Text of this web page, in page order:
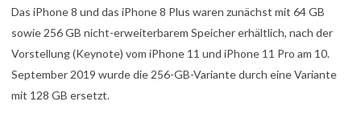
Das iPhone 8 und das iPhone 8 Plus waren zunächst mit 64 GB
sowie 256 GB nicht-erweiterbarem Speicher erhältlich, nach der
Vorstellung (Keynote) vom iPhone 11 und iPhone 11 Pro am 10.
September 2019 wurde die 256-GB-Variante durch eine Variante
mit 128 GB ersetzt.